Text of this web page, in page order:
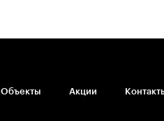
Объекты Акции